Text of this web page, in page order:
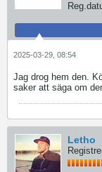
2025-03-29, 08:54
Jag drog hem den.
saker att säga om
Letho